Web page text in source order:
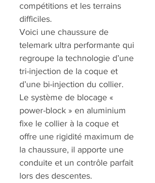
compétitions et les terrains
difficiles.
Voici une chaussure de
telemark ultra performante qui
regroupe la technologie d’une
tri-injection de la coque et
d’une bi-injection du collier.
Le système de blocage «
power-block » en aluminium
fixe le collier à la coque et
offre une rigidité maximum de
la chaussure, il apporte une
conduite et un contrôle parfait
lors des descentes.